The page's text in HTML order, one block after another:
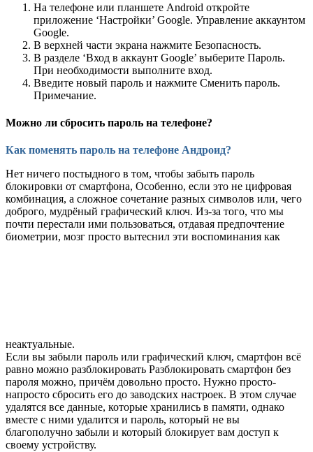
На телефоне или планшете Android откройте
приложение ‘Настройки’ Google. Управление аккаунтом
Google.
В верхней части экрана нажмите Безопасность.
В разделе ‘Вход в аккаунт Google’ выберите Пароль.
При необходимости выполните вход.
Введите новый пароль и нажмите Сменить пароль.
Примечание.
Можно ли сбросить пароль на телефоне?
Как поменять пароль на телефоне Андроид?
Нет ничего постыдного в том, чтобы забыть пароль
блокировки от смартфона, Особенно, если это не цифровая
комбинация, а сложное сочетание разных символов или, чего
доброго, мудрёный графический ключ. Из-за того, что мы
почти перестали ими пользоваться, отдавая предпочтение
биометрии, мозг просто вытеснил эти воспоминания как
неактуальные.
Если вы забыли пароль или графический ключ, смартфон всё
равно можно разблокировать Разблокировать смартфон без
пароля можно, причём довольно просто. Нужно просто-
напросто сбросить его до заводских настроек. В этом случае
удалятся все данные, которые хранились в памяти, однако
вместе с ними удалится и пароль, который не вы
благополучно забыли и который блокирует вам доступ к
своему устройству.